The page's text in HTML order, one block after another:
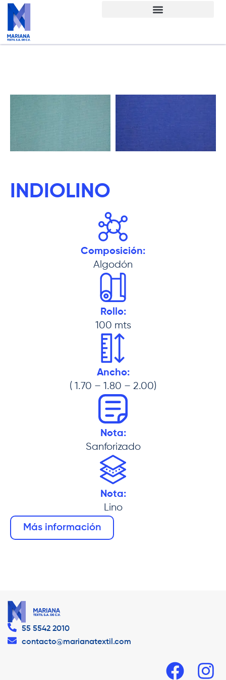
INDIOLINO
Composición:
Algodón
Rollo:
100 mts
Ancho:
( 1.70 – 1.80 – 2.00)
Nota:
Sanforizado
Nota:
Lino
Más información
55 5542 2010
contacto@marianatextil.com